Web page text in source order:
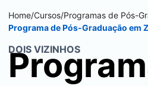
Home/Cursos/Programas de Pós-
Programa de Pós-Graduação em
DOIS VIZINHOS